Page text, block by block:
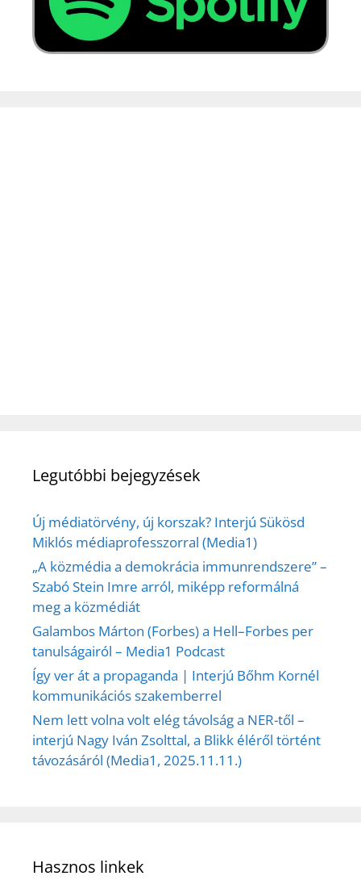
Legutóbbi bejegyzések
Új médiatörvény, új korszak? Interjú Sükösd
Miklós médiaprofesszorral (Media1)
„A közmédia a demokrácia immunrendszere” –
Szabó Stein Imre arról, miképp reformálná
meg a közmédiát
Galambos Márton (Forbes) a Hell–Forbes per
tanulságairól – Media1 Podcast
Így ver át a propaganda | Interjú Bőhm Kornél
kommunikációs szakemberrel
Nem lett volna volt elég távolság a NER-től –
interjú Nagy Iván Zsolttal, a Blikk éléről történt
távozásáról (Media1, 2025.11.11.)
Hasznos linkek